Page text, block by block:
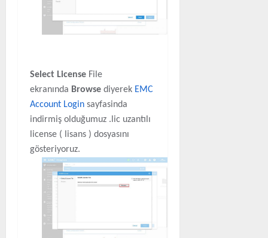
Select License File
ekranında Browse diyerek EMC
Account Login sayfasinda
indirmiş olduğumuz .lic uzantılı
license ( lisans ) dosyasını
gösteriyoruz.